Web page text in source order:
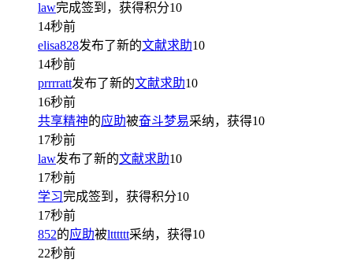
law完成签到，获得积分10
14秒前
elisa828发布了新的文献求助10
14秒前
prrrratt发布了新的文献求助10
16秒前
共享精神的应助被奋斗梦易采纳，获得10
17秒前
law发布了新的文献求助10
17秒前
学习完成签到，获得积分10
17秒前
852的应助被ltttttt采纳，获得10
22秒前